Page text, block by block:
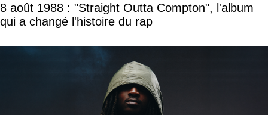
8 août 1988 : "Straight Outta Compton", l'album
qui a changé l'histoire du rap